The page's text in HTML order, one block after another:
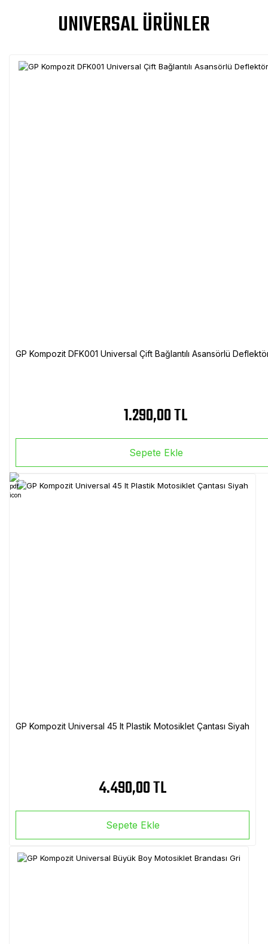
UNIVERSAL ÜRÜNLER
GP Kompozit DFK001 Universal Çift Bağlantılı Asansörlü
1.290,00 TL
Sepete Ekle
GP Kompozit Universal 45 lt Plastik Motosiklet Çantası Siyah
4.490,00 TL
Sepete Ekle